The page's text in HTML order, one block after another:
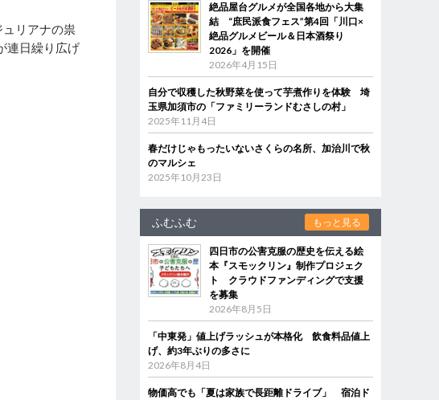
ュリアナの祟
連日繰り広げ
絶品屋台グルメが全国各地から大集
結 “庶民派食フェス”第4回「川口×
絶品グルメビール＆日本酒祭り
2026」を開催
2026年4月15日
自分で収穫した秋野菜を使って芋煮作りを体験 埼
玉県加須市の「ファミリーランドむさしの村」
2025年11月4日
春だけじゃもったいないさくらの名所、加治川で秋
のマルシェ
2025年10月23日
ふむふむ もっと見る
四日市の公害克服の歴史を伝える絵
本『スモックリン』制作プロジェク
ト クラウドファンディングで支援
を募集
2026年8月5日
「中東発」値上げラッシュが本格化 飲食料品値上
げ、約3年ぶりの多さに
2026年8月4日
物価高でも「夏は家族で長距離ドライブ」 宿泊ド